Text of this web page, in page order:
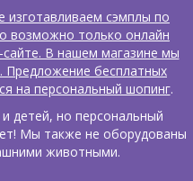
сэмплы по
возможно только онлайн
В нашем магазине мы
Предложение бесплатных
на персональный шопинг.
но персональный
Мы также не оборудованы
животными.